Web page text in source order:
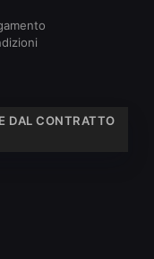
DAL CONTRATTO